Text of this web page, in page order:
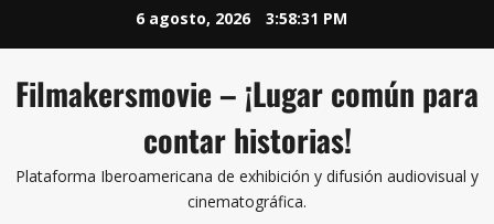
6 agosto, 2026 3:58:31 PM
Filmakersmovie – ¡Lugar común para
contar historias!
Plataforma Iberoamericana de exhibición y difusión audiovisual y
cinematográfica.